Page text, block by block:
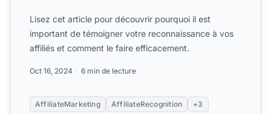
Lisez cet article pour découvrir pourquoi il est
important de témoigner votre reconnaissance à vos
affiliés et comment le faire efficacement.
Oct 16, 2024 6 min de lecture
AffiliateMarketing AffiliateRecognition +3